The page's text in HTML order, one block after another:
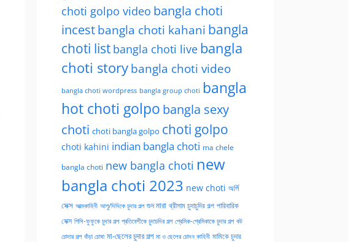
choti golpo video bangla choti
incestbangla choti kahani bangla
choti list bangla choti live bangla
choti storybangla choti video
bangla choti wordpress bangla group choti bangla
hot choti golpo bangla sexy
choti choti bangla golpo choti golpo
choti kahini indian bangla choti ma chele
bangla choti new bangla choti new
bangla choti 2023 new choti অর্গি
সেক্স আত্মকাহিনী আপু/দিদিকে চুদার গল্প গুদ মারা থ্রীসাম চুদাচুদির গল্প পারিবারিক
সেক্স পিসি-ফুফুকে চুদার গল্প প্রতিবেশীকে চুদাচদির গল্প প্রেমিক-প্রেমিকাকে চুদার গল্প বউ
চোদার গল্প বাঁড়া চোষা মা-ছেলের চুদার গল্প মা ও ছেলের চোদন কাহিনী মামিকে চুদার